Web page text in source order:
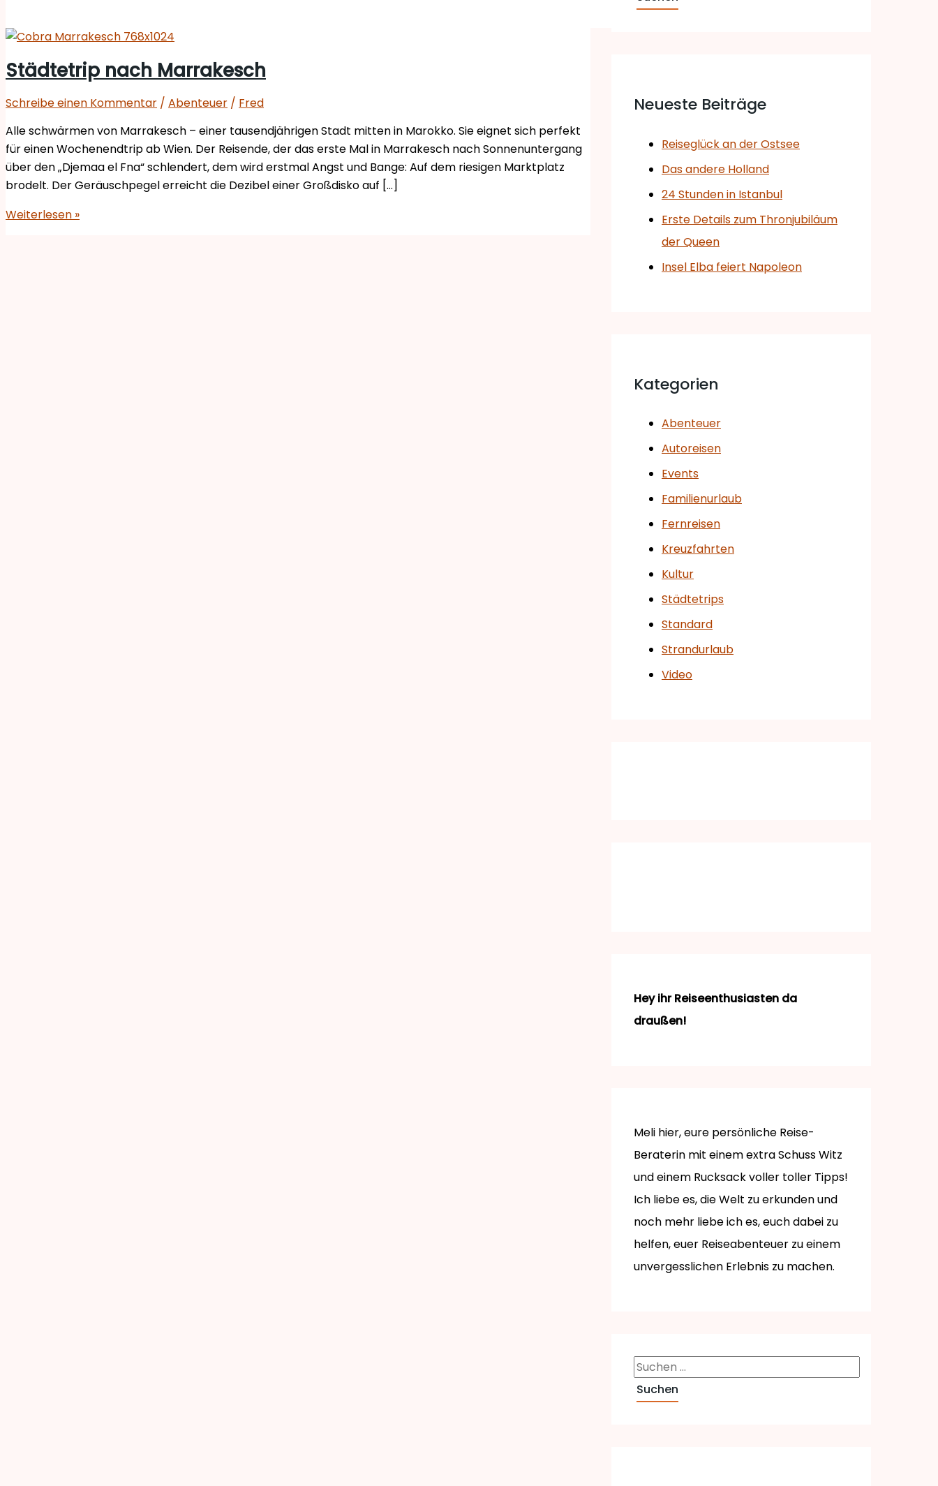
Städtetrip nach Marrakesch
Schreibe einen Kommentar / Abenteuer / Fred
Alle schwärmen von Marrakesch – einer tausendjährigen Stadt mitten in Marokko. Sie eignet sich perfekt
für einen Wochenendtrip ab Wien. Der Reisende, der das erste Mal in Marrakesch nach Sonnenuntergang
über den „Djemaa el Fna“ schlendert, dem wird erstmal Angst und Bange: Auf dem riesigen Marktplatz
brodelt. Der Geräuschpegel erreicht die Dezibel einer Großdisko auf […]
Weiterlesen »
Neueste Beiträge
Reiseglück an der Ostsee
Das andere Holland
24 Stunden in Istanbul
Erste Details zum Thronjubiläum
der Queen
Insel Elba feiert Napoleon
Kategorien
Abenteuer
Autoreisen
Events
Familienurlaub
Fernreisen
Kreuzfahrten
Kultur
Städtetrips
Standard
Strandurlaub
Video
Hey ihr Reiseenthusiasten da
draußen!
Meli hier, eure persönliche Reise-
Beraterin mit einem extra Schuss Witz
und einem Rucksack voller toller Tipps!
Ich liebe es, die Welt zu erkunden und
noch mehr liebe ich es, euch dabei zu
helfen, euer Reiseabenteuer zu einem
unvergesslichen Erlebnis zu machen.